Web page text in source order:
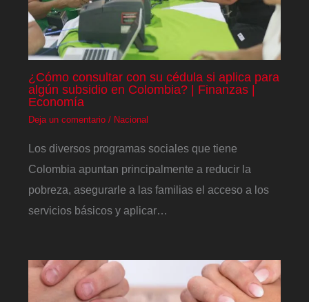
¿Cómo consultar con su cédula si aplica para
algún subsidio en Colombia? | Finanzas |
Economía
Deja un comentario / Nacional
Los diversos programas sociales que tiene
Colombia apuntan principalmente a reducir la
pobreza, asegurarle a las familias el acceso a los
servicios básicos y aplicar…